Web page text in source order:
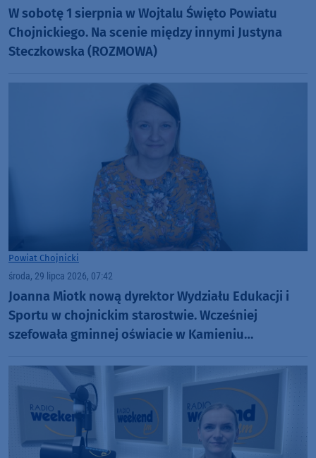
W sobotę 1 sierpnia w Wojtalu Święto Powiatu
Chojnickiego. Na scenie między innymi Justyna
Steczkowska (ROZMOWA)
Powiat Chojnicki
środa, 29 lipca 2026, 07:42
Joanna Miotk nową dyrektor Wydziału Edukacji i
Sportu w chojnickim starostwie. Wcześniej
szefowała gminnej oświacie w Kamieniu